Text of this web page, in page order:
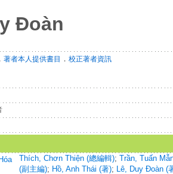
Đoàn
著者本人提供書目 ． 校正著者資訊
Thích, Chơn Thiện (總編輯); Trần, Tuấn
(副主編); Hồ, Anh Thái (著); Lê, Duy Đoàn (